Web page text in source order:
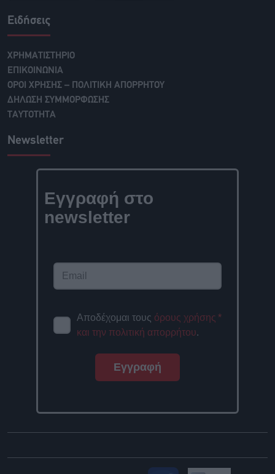
Ειδήσεις
ΧΡΗΜΑΤΙΣΤΗΡΙΟ
ΕΠΙΚΟΙΝΩΝΙΑ
ΟΡΟΙ ΧΡΗΣΗΣ – ΠΟΛΙΤΙΚΗ ΑΠΟΡΡΗΤΟΥ
ΔΗΛΩΣΗ ΣΥΜΜΟΡΦΩΣΗΣ
ΤΑΥΤΟΤΗΤΑ
Newsletter
Εγγραφή στο
newsletter
Αποδέχομαι τους όρους χρήσης
και την πολιτική απορρήτου.
*
Εγγραφή